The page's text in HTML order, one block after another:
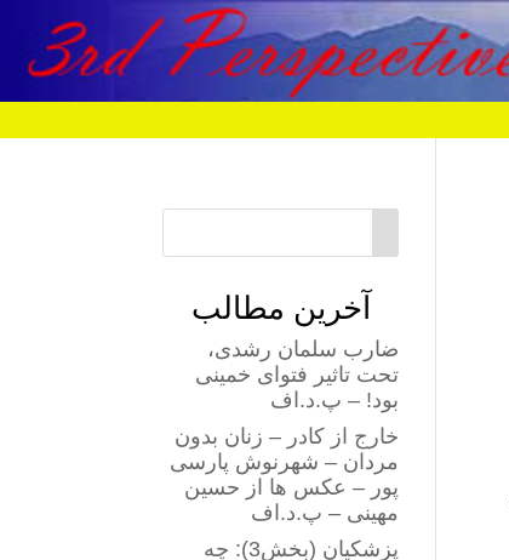
آخرین مطالب
ضارب سلمان رشدی،
تحت تاثیر فتوای خمینی
بود! – پ.د.اف
خارج از کادر – زنان بدون
مردان – شهرنوش پارسی
پور – عکس ها از حسین
مهینی – پ.د.اف
پزشکیان (بخش3): چه